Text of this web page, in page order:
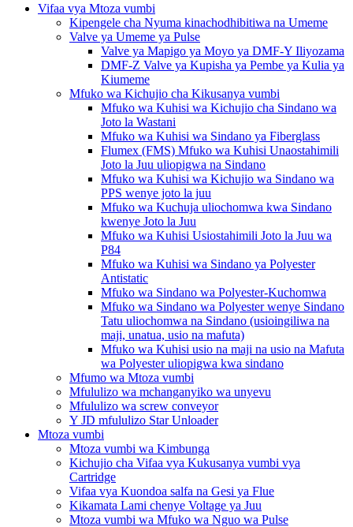
Vifaa vya Mtoza vumbi
Kipengele cha Nyuma kinachodhibitiwa na Umeme
Valve ya Umeme ya Pulse
Valve ya Mapigo ya Moyo ya DMF-Y Iliyozama
DMF-Z Valve ya Kupisha ya Pembe ya Kulia ya
Kiumeme
Mfuko wa Kichujio cha Kikusanya vumbi
Mfuko wa Kuhisi wa Kichujio cha Sindano wa
Joto la Wastani
Mfuko wa Kuhisi wa Sindano ya Fiberglass
Flumex (FMS) Mfuko wa Kuhisi Unaostahimili
Joto la Juu uliopigwa na Sindano
Mfuko wa Kuhisi wa Kichujio wa Sindano wa
PPS wenye joto la juu
Mfuko wa Kuchuja uliochomwa kwa Sindano
kwenye Joto la Juu
Mfuko wa Kuhisi Usiostahimili Joto la Juu wa
P84
Mfuko wa Kuhisi wa Sindano ya Polyester
Antistatic
Mfuko wa Sindano wa Polyester-Kuchomwa
Mfuko wa Sindano wa Polyester wenye Sindano
Tatu uliochomwa na Sindano (usioingiliwa na
maji, unatua, usio na mafuta)
Mfuko wa Kuhisi usio na maji na usio na Mafuta
wa Polyester uliopigwa kwa sindano
Mfumo wa Mtoza vumbi
Mfululizo wa mchanganyiko wa unyevu
Mfululizo wa screw conveyor
Y JD mfululizo Star Unloader
Mtoza vumbi
Mtoza vumbi wa Kimbunga
Kichujio cha Vifaa vya Kukusanya vumbi vya
Cartridge
Vifaa vya Kuondoa salfa na Gesi ya Flue
Kikamata Lami chenye Voltage ya Juu
Mtoza vumbi wa Mfuko wa Nguo wa Pulse